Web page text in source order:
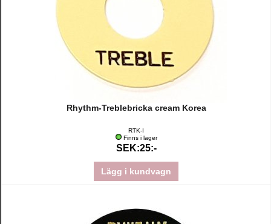
Rhythm-Treblebricka cream Korea
RTK-I
Finns i lager
SEK:25:-
Lägg i kundvagn